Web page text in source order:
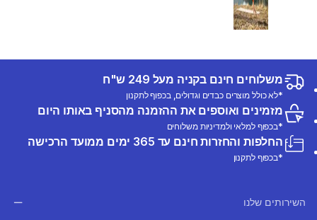
משלוחים חינם בקניה מעל 249 ש"ח
*לא כולל מוצרים כבדים וגדולים, בכפוף לתקנון
מזמינים ואוספים את ההזמנה מהסניף באותו היום
*בכפוף למלאי ולמדיניות משלוחים
החלפות והחזרות חינם עד 365 ימים ממועד הרכישה
*בכפוף לתקנון
השירותים שלנו